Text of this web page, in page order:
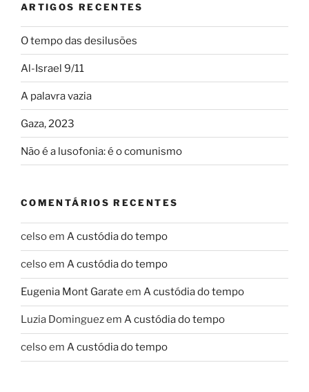
ARTIGOS RECENTES
O tempo das desilusões
Al-Israel 9/11
A palavra vazia
Gaza, 2023
Não é a lusofonia: é o comunismo
COMENTÁRIOS RECENTES
celsoem A custódia do tempo
celsoem A custódia do tempo
Eugenia Mont Garate em A custódia do tempo
Luzia Dominguezem A custódia do tempo
celsoem A custódia do tempo